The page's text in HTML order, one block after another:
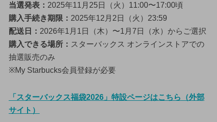
当選発表： 2025年11月25日（火）11:00〜17:00頃
購入手続き期限： 2025年12月2日（火）23:59
配送日： 2026年1月1日（木）〜1月7日（水）からご選択
購入できる場所： スターバックス オンラインストアでの
抽選販売のみ
※My Starbucks会員登録が必要
「スターバックス福袋2026」特設ページはこちら（外部
サイト）